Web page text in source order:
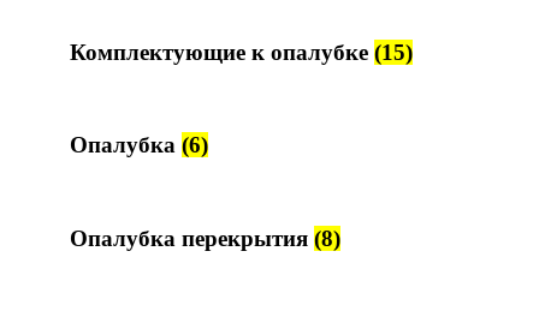
Комплектующие к опалубке (15)
Опалубка (6)
Опалубка перекрытия (8)